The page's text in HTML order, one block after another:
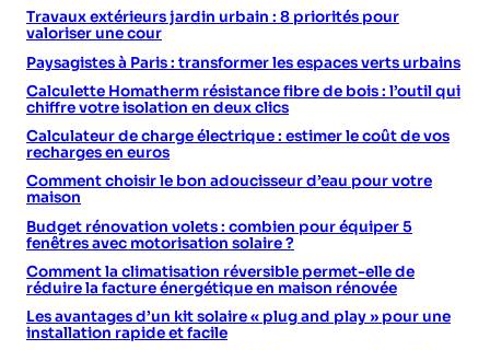
Travaux extérieurs jardin urbain : 8 priorités pour
valoriser une cour
Paysagistes à Paris : transformer les espaces verts urbains
Calculette Homatherm résistance fibre de bois : l’outil qui
chiffre votre isolation en deux clics
Calculateur de charge électrique : estimer le coût de vos
recharges en euros
Comment choisir le bon adoucisseur d’eau pour votre
maison
Budget rénovation volets : combien pour équiper 5
fenêtres avec motorisation solaire ?
Comment la climatisation réversible permet-elle de
réduire la facture énergétique en maison rénovée
Les avantages d’un kit solaire « plug and play » pour une
installation rapide et facile